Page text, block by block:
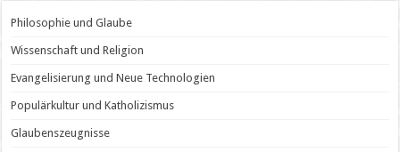
Philosophie und Glaube
Wissenschaft und Religion
Evangelisierung und Neue Technologien
Populärkultur und Katholizismus
Glaubenszeugnisse